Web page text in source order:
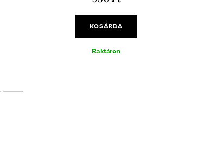
KOSÁRBA
Raktáron